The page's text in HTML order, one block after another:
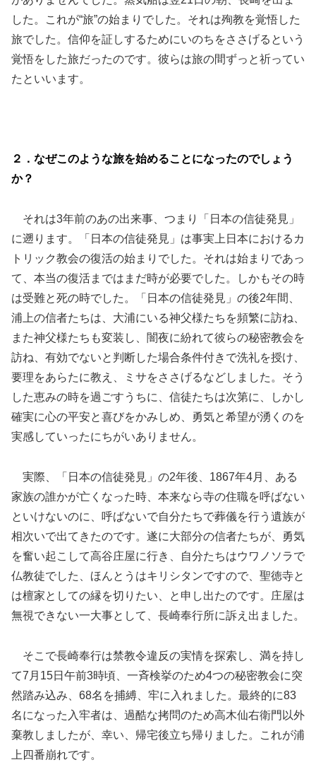
した。これが“旅”の始まりでした。それは殉教を覚悟した
旅でした。信仰を証しするためにいのちをささげるという
覚悟をした旅だったのです。彼らは旅の間ずっと祈ってい
たといいます。
２．なぜこのような旅を始めることになったのでしょう
か？
それは3年前のあの出来事、つまり「日本の信徒発見」
に遡ります。「日本の信徒発見」は事実上日本におけるカ
トリック教会の復活の始まりでした。それは始まりであっ
て、本当の復活まではまだ時が必要でした。しかもその時
は受難と死の時でした。「日本の信徒発見」の後2年間、
浦上の信者たちは、大浦にいる神父様たちを頻繁に訪ね、
また神父様たちも変装し、闇夜に紛れて彼らの秘密教会を
訪ね、有効でないと判断した場合条件付きで洗礼を授け、
要理をあらたに教え、ミサをささげるなどしました。そう
した恵みの時を過ごすうちに、信徒たちは次第に、しかし
確実に心の平安と喜びをかみしめ、勇気と希望が湧くのを
実感していったにちがいありません。
実際、「日本の信徒発見」の2年後、1867年4月、ある
家族の誰かが亡くなった時、本来なら寺の住職を呼ばない
といけないのに、呼ばないで自分たちで葬儀を行う遺族が
相次いで出てきたのです。遂に大部分の信者たちが、勇気
を奮い起こして高谷庄屋に行き、自分たちはウワノソラで
仏教徒でした、ほんとうはキリシタンですので、聖徳寺と
は檀家としての縁を切りたい、と申し出たのです。庄屋は
無視できない一大事として、長崎奉行所に訴え出ました。
そこで長崎奉行は禁教令違反の実情を探索し、満を持し
て7月15日午前3時頃、一斉検挙のため4つの秘密教会に突
然踏み込み、68名を捕縛、牢に入れました。最終的に83
名になった入牢者は、過酷な拷問のため高木仙右衛門以外
棄教しましたが、幸い、帰宅後立ち帰りました。これが浦
上四番崩れです。